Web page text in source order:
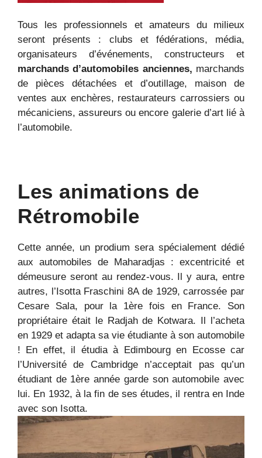
Tous les professionnels et amateurs du milieux
seront présents : clubs et fédérations, média,
organisateurs d’événements, constructeurs et
marchands d’automobiles anciennes, marchands
de pièces détachées et d’outillage, maison de
ventes aux enchères, restaurateurs carrossiers ou
mécaniciens, assureurs ou encore galerie d’art lié à
l’automobile.
Les animations de
Rétromobile
Cette année, un prodium sera spécialement dédié
aux automobiles de Maharadjas : excentricité et
démeusure seront au rendez-vous. Il y aura, entre
autres, l’Isotta Fraschini 8A de 1929, carrossée par
Cesare Sala, pour la 1ère fois en France. Son
propriétaire était le Radjah de Kotwara. Il l’acheta
en 1929 et adapta sa vie étudiante à son automobile
! En effet, il étudia à Edimbourg en Ecosse car
l’Université de Cambridge n’acceptait pas qu’un
étudiant de 1ère année garde son automobile avec
lui. En 1932, à la fin de ses études, il rentra en Inde
avec son Isotta.